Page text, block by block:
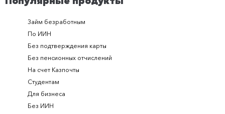
Займ безработным
По ИИН
Без подтверждения карты
Без пенсионных отчислений
На счет Казпочты
Студентам
Для бизнеса
Без ИИН